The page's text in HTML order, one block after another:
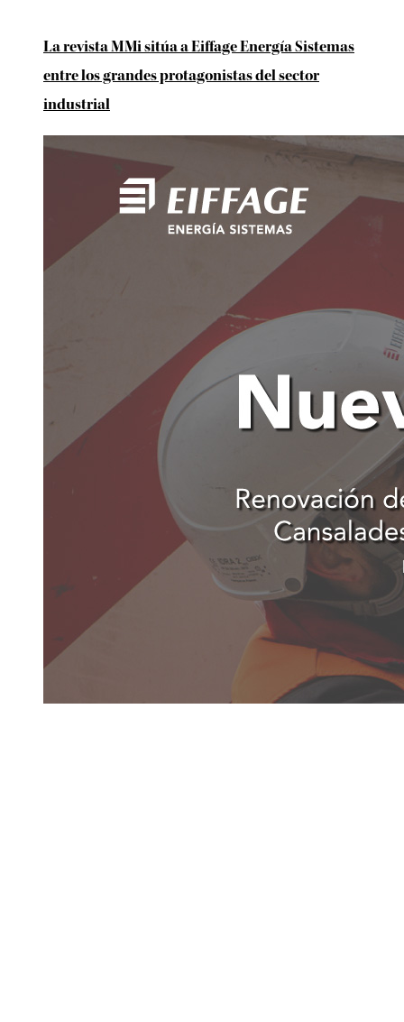
La revista MMi sitúa a Eiffage Energía Sistemas
entre los grandes protagonistas del sector
industrial